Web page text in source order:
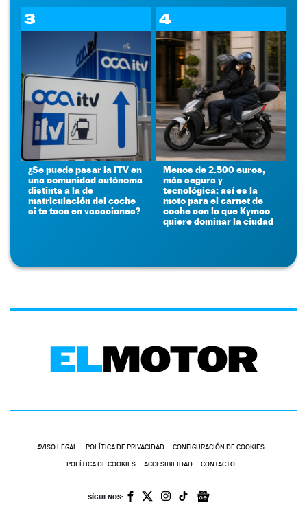
3
¿Se puede pasar la ITV en
una comunidad autónoma
distinta a la de
matriculación del coche
si te toca en vacaciones?
4
Menos de 2.500 euros,
más segura y
tecnológica: así es la
moto para el carnet de
coche con la que Kymco
quiere dominar la ciudad
AVISO LEGAL POLÍTICA DE PRIVACIDAD CONFIGURACIÓN DE COOKIES
POLÍTICA DE COOKIES ACCESIBILIDAD CONTACTO
SÍGUENOS: